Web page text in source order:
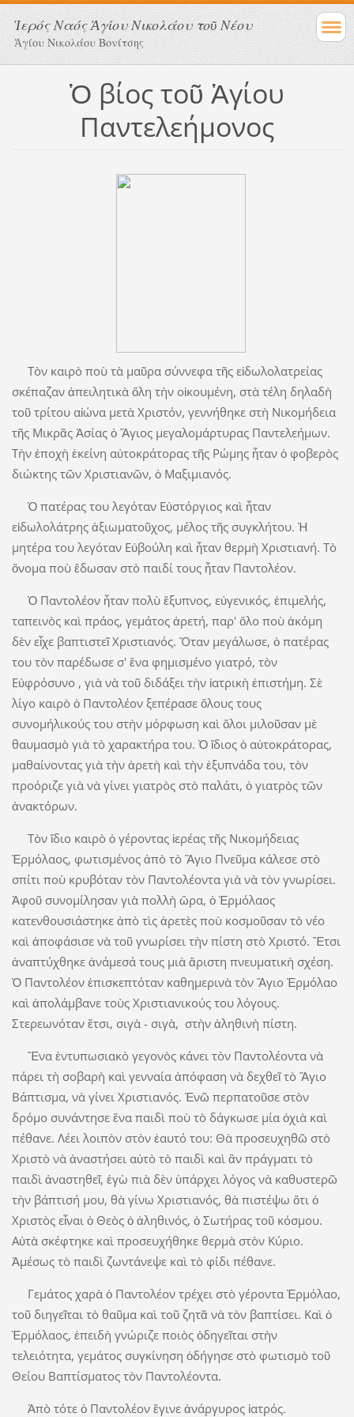
Ἱερός Ναός Ἁγίου Νικολάου τοῦ Νέου
Ἁγίου Νικολάου Βονίτσης
Ὁ βίος τοῦ Ἁγίου
Παντελεήμονος
Τὸν καιρὸ ποὺ τὰ μαῦρα σύννεφα τῆς εἰδωλολατρείας
σκέπαζαν ἀπειλητικὰ ὅλη τὴν οἰκουμένη, στὰ τέλη δηλαδὴ
τοῦ τρίτου αἰώνα μετὰ Χριστόν, γεννήθηκε στὴ Νικομήδεια
τῆς Μικρᾶς Ἀσίας ὁ Ἅγιος μεγαλομάρτυρας Παντελεήμων.
Τὴν ἐποχὴ ἐκείνη αὐτοκράτορας τῆς Ρώμης ἦταν ὁ φοβερὸς
διώκτης τῶν Χριστιανῶν, ὁ Μαξιμιανός.
Ὁ πατέρας του λεγόταν Εὐστόργιος καὶ ἦταν
εἰδωλολάτρης ἀξιωματοῦχος, μέλος τῆς συγκλήτου. Ἡ
μητέρα του λεγόταν Εὐβούλη καὶ ἦταν θερμὴ Χριστιανή. Τὸ
ὄνομα ποὺ ἔδωσαν στὸ παιδί τους ἦταν Παντολέον.
Ὁ Παντολέον ἦταν πολὺ ἔξυπνος, εὐγενικός, ἐπιμελής,
ταπεινὸς καὶ πράος, γεμάτος ἀρετή, παρ' ὅλο ποὺ ἀκόμη
δὲν εἶχε βαπτιστεῖ Χριστιανός. Ὅταν μεγάλωσε, ὁ πατέρας
του τὸν παρέδωσε σ' ἕνα φημισμένο γιατρό, τὸν
Εὐφρόσυνο , γιὰ νὰ τοῦ διδάξει τὴν ἰατρικὴ ἐπιστήμη. Σὲ
λίγο καιρὸ ὁ Παντολέον ξεπέρασε ὅλους τους
συνομήλικούς του στὴν μόρφωση καὶ ὅλοι μιλοῦσαν μὲ
θαυμασμὸ γιὰ τὸ χαρακτήρα του. Ὁ ἴδιος ὁ αὐτοκράτορας,
μαθαίνοντας γιὰ τὴν ἀρετὴ καὶ τὴν ἐξυπνάδα του, τὸν
προόριζε γιὰ νὰ γίνει γιατρὸς στὸ παλάτι, ὁ γιατρὸς τῶν
ἀνακτόρων.
Τὸν ἴδιο καιρὸ ὁ γέροντας ἱερέας τῆς Νικομήδειας
Ἐρμόλαος, φωτισμένος ἀπὸ τὸ Ἅγιο Πνεῦμα κάλεσε στὸ
σπίτι ποὺ κρυβόταν τὸν Παντολέοντα γιὰ νὰ τὸν γνωρίσει.
Ἀφοῦ συνομίλησαν γιὰ πολλὴ ὥρα, ὁ Ἐρμόλαος
κατενθουσιάστηκε ἀπὸ τὶς ἀρετὲς ποὺ κοσμοῦσαν τὸ νέο
καὶ ἀποφάσισε νὰ τοῦ γνωρίσει τὴν πίστη στὸ Χριστό. Ἔτσι
ἀναπτύχθηκε ἀνάμεσά τους μιὰ ἄριστη πνευματικὴ σχέση.
Ὁ Παντολέον ἐπισκεπτόταν καθημερινὰ τὸν Ἅγιο Ἐρμόλαο
καὶ ἀπολάμβανε τοὺς Χριστιανικούς του λόγους.
Στερεωνόταν ἔτσι, σιγὰ - σιγὰ, στὴν ἀληθινὴ πίστη.
Ἕνα ἐντυπωσιακὸ γεγονὸς κάνει τὸν Παντολέοντα νὰ
πάρει τὴ σοβαρὴ καὶ γενναία ἀπόφαση νὰ δεχθεῖ τὸ Ἅγιο
Βάπτισμα, νὰ γίνει Χριστιανός. Ἐνῶ περπατοῦσε στὸν
δρόμο συνάντησε ἕνα παιδὶ ποὺ τὸ δάγκωσε μία ὀχιὰ καὶ
πέθανε. Λέει λοιπὸν στὸν ἑαυτό του: Θὰ προσευχηθῶ στὸ
Χριστὸ νὰ ἀναστήσει αὐτὸ τὸ παιδὶ καὶ ἂν πράγματι τὸ
παιδὶ ἀναστηθεῖ, ἐγὼ πιὰ δὲν ὑπάρχει λόγος νὰ καθυστερῶ
τὴν βάπτισή μου, θὰ γίνω Χριστιανός, θὰ πιστέψω ὅτι ὁ
Χριστὸς εἶναι ὁ Θεὸς ὁ ἀληθινός, ὁ Σωτήρας τοῦ κόσμου.
Αὐτὰ σκέφτηκε καὶ προσευχήθηκε θερμὰ στὸν Κύριο.
Ἀμέσως τὸ παιδὶ ζωντάνεψε καὶ τὸ φίδι πέθανε.
Γεμάτος χαρὰ ὁ Παντολέον τρέχει στὸ γέροντα Ἐρμόλαο,
τοῦ διηγεῖται τὸ θαῦμα καὶ τοῦ ζητᾶ νὰ τὸν βαπτίσει. Καὶ ὁ
Ἐρμόλαος, ἐπειδὴ γνώριζε ποιὸς ὁδηγεῖται στὴν
τελειότητα, γεμάτος συγκίνηση ὁδήγησε στὸ φωτισμὸ τοῦ
Θείου Βαπτίσματος τὸν Παντολέοντα.
Ἀπὸ τότε ὁ Παντολέον ἔγινε ἀνάργυρος ἰατρός.